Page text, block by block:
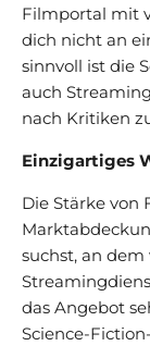
Filmportal mit
dich nicht an
sinnvoll ist die
auch
nach Kritiken
Einzigartiges
Die Stärke von
suchst, an dem
das Angebot
Science-